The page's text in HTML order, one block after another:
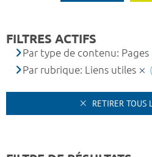
FILTRES ACTIFS
Par type de contenu: Pages
Par rubrique: Liens utiles
RETIRER TOUS